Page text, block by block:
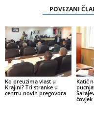
POVEZANI
Ko preuzima vlast u
Krajini? Tri stranke u
centru novih pregovora
Katić
čovjek